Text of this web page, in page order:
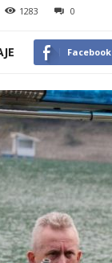
1283 0
Facebook